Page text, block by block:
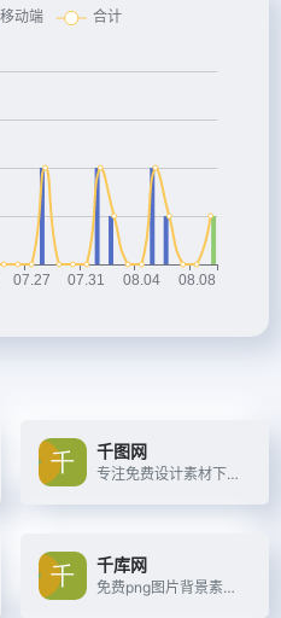
千图网
专注免费设计素材下载的网站
千库网
免费png图片背景素材下载